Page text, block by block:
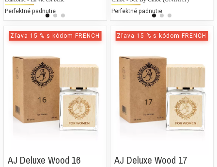
Perfektné padnutie 25 % bežných vonných tónov
Perfektné padnutie
Zľava 15 % s kódom FRENCH
AJ Deluxe Wood 16
Zľava 15 % s kódom FRENCH
AJ Deluxe Wood 17